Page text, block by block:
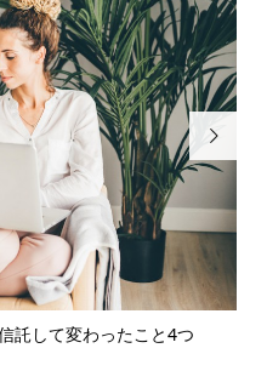
託して変わったこと4つ
